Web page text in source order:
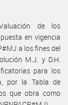
de los
en vigencia
a los fines del
M.J. y D.H.
para los
por la Tabla de
que obra como